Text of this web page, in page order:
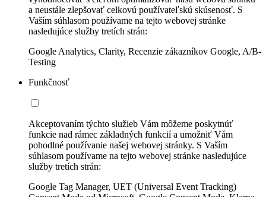
a neustále zlepšovať celkovú používateľskú skúsenosť. S
Vaším súhlasom používame na tejto webovej stránke
nasledujúce služby tretích strán:
Google Analytics, Clarity, Recenzie zákazníkov Google, A/B-
Testing
Funkčnosť
Akceptovaním týchto služieb Vám môžeme poskytnúť
funkcie nad rámec základných funkcií a umožniť Vám
pohodlné používanie našej webovej stránky. S Vaším
súhlasom používame na tejto webovej stránke nasledujúce
služby tretích strán:
Google Tag Manager, UET (Universal Event Tracking)